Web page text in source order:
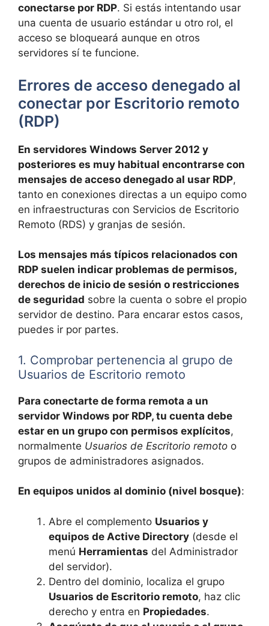
conectarse por RDP. Si estás intentando usar
una cuenta de usuario estándar u otro rol, el
acceso se bloqueará aunque en otros
servidores sí te funcione.
Errores de acceso denegado al
conectar por Escritorio remoto
(RDP)
En servidores Windows Server 2012 y
posteriores es muy habitual encontrarse con
mensajes de acceso denegado al usar RDP,
tanto en conexiones directas a un equipo como
en infraestructuras con Servicios de Escritorio
Remoto (RDS) y granjas de sesión.
Los mensajes más típicos relacionados con
RDP suelen indicar problemas de permisos,
derechos de inicio de sesión o restricciones
de seguridad sobre la cuenta o sobre el propio
servidor de destino. Para encarar estos casos,
puedes ir por partes.
1. Comprobar pertenencia al grupo de
Usuarios de Escritorio remoto
Para conectarte de forma remota a un
servidor Windows por RDP, tu cuenta debe
estar en un grupo con permisos explícitos,
normalmente Usuarios de Escritorio remoto o
grupos de administradores asignados.
En equipos unidos al dominio (nivel bosque):
Abre el complemento Usuarios y
equipos de Active Directory (desde el
menú Herramientas del Administrador
del servidor).
Dentro del dominio, localiza el grupo
Usuarios de Escritorio remoto, haz clic
derecho y entra en Propiedades.